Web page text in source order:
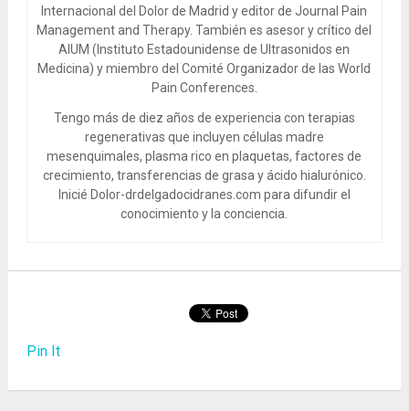
Internacional del Dolor de Madrid y editor de Journal Pain
Management and Therapy. También es asesor y crítico del
AIUM (Instituto Estadounidense de Ultrasonidos en
Medicina) y miembro del Comité Organizador de las World
Pain Conferences.
Tengo más de diez años de experiencia con terapias
regenerativas que incluyen células madre
mesenquimales, plasma rico en plaquetas, factores de
crecimiento, transferencias de grasa y ácido hialurónico.
Inicié Dolor-drdelgadocidranes.com para difundir el
conocimiento y la conciencia.
Pin It